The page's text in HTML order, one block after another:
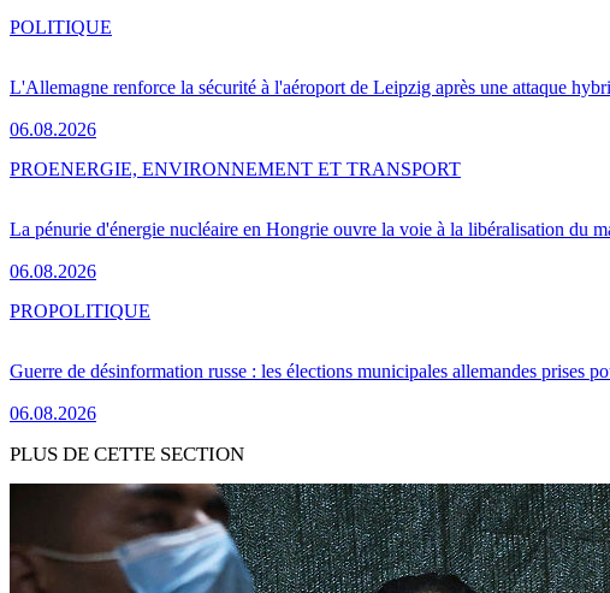
L'Allemagne renforce la sécurité à l'aéroport de Leipzig après une attaque
06.08.2026
POLITIQUE
La pénurie d'énergie nucléaire en Hongrie ouvre la voie à la libéralisation du
06.08.2026
PROENERGIE, ENVIRONNEMENT ET TRANSPORT
Guerre de désinformation russe : les élections municipales allemandes prises
06.08.2026
PROPOLITIQUE
PLUS DE CETTE SECTION